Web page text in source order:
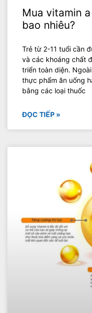
Mua vitamin
bao nhiêu?
‍Trẻ từ 2-11 tuổi cần
và các khoáng chất
triển toàn diện.
thực phẩm ăn uống
bằng các loại thuốc
ĐỌC TIẾP »